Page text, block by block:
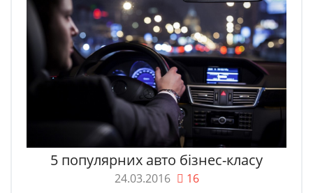
5 популярних авто бізнес-класу
24.03.2016 16